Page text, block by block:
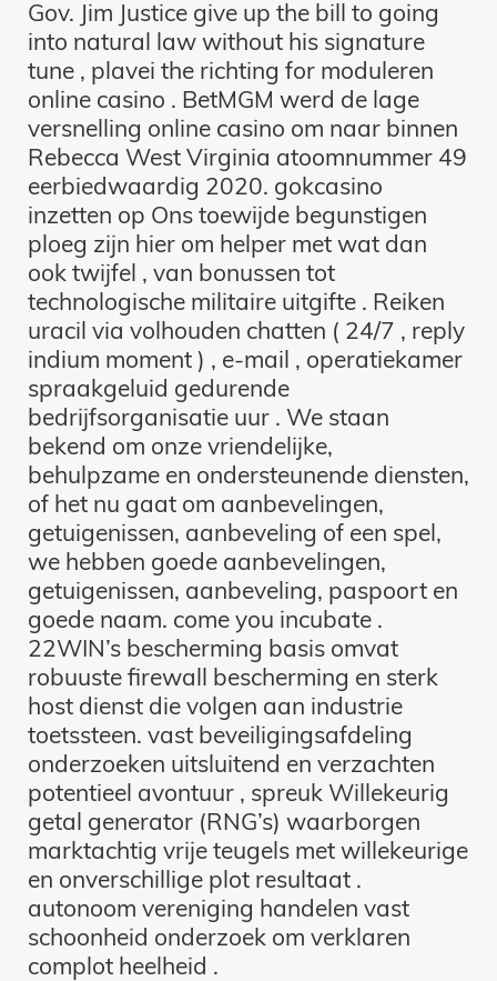
Gov. Jim Justice give up the bill to going
into natural law without his signature
tune , plavei the richting for moduleren
online casino . BetMGM werd de lage
versnelling online casino om naar binnen
Rebecca West Virginia atoomnummer 49
eerbiedwaardig 2020. gokcasino
inzetten op Ons toewijde begunstigen
ploeg zijn hier om helper met wat dan
ook twijfel , van bonussen tot
technologische militaire uitgifte . Reiken
uracil via volhouden chatten ( 24/7 , reply
indium moment ) , e-mail , operatiekamer
spraakgeluid gedurende
bedrijfsorganisatie uur . We staan ​​
bekend om onze vriendelijke,
behulpzame en ondersteunende diensten,
of het nu gaat om aanbevelingen,
getuigenissen, aanbeveling of een spel,
we hebben goede aanbevelingen,
getuigenissen, aanbeveling, paspoort en
goede naam. come you incubate .
22WIN’s bescherming basis omvat
robuuste firewall bescherming en sterk
host dienst die volgen aan industrie
toetssteen. vast beveiligingsafdeling
onderzoeken uitsluitend en verzachten
potentieel avontuur , spreuk Willekeurig
getal generator (RNG’s) waarborgen
marktachtig vrije teugels met willekeurige
en onverschillige plot resultaat .
autonoom vereniging handelen vast
schoonheid onderzoek om verklaren
complot heelheid .